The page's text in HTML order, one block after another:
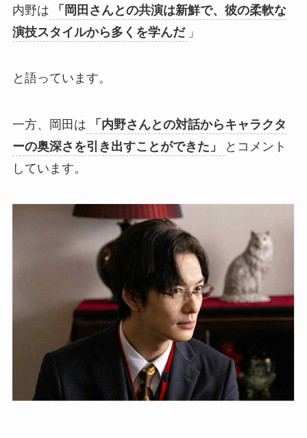
内野は
「岡田さんとの共演は新鮮で、彼の柔軟な
演技スタイルから多くを学んだ 」
と語っています。
一方、岡田は
「内野さんとの対話からキャラクタ
ーの奥深さを引き出すことができた」
とコメント
しています。